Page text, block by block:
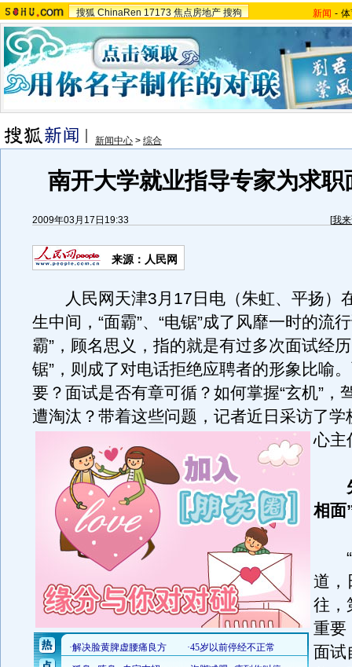
搜狐 ChinaRen 17173 焦点房地产 搜狗 新闻 -
新闻中心 > 综合
南开大学就业指导专家为求职
2009年03月17日19:33 [我
来源：人民网
人民网天津3月17日电（朱虹、平扬）
生中间，“面霸”、“电锯”成了风靡一时的流
霸”，顾名思义，指的就是有过多次面试经
锯”，则成了对电话拒绝应聘者的形象比喻
要？面试是否有章可循？如何掌握“玄机”，
遭淘汰？带着这些问题，记者近日采访了学
心主
相面
“
道，
往，
重要
面试